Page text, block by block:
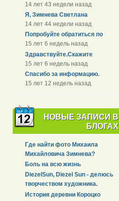
14 лет 43 недели назад
Я, Зимнева Светлана
14 лет 44 недели назад
Попробуйте обратиться по
15 лет 6 недель назад
Здравствуйте.Скажите
15 лет 6 недель назад
Спасибо за информацию.
15 лет 12 недель назад
НОВЫЕ ЗАПИСИ В
БЛОГАХ
Где найти фото Михаила
Михайловича Зимнева?
Боль на всю жизнь
DiezelSun, Diezel Sun - делюсь
творчеством художника.
История деревни Короцко